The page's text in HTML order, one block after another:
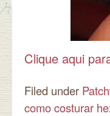
Clique aqui
Filed under
como costurar